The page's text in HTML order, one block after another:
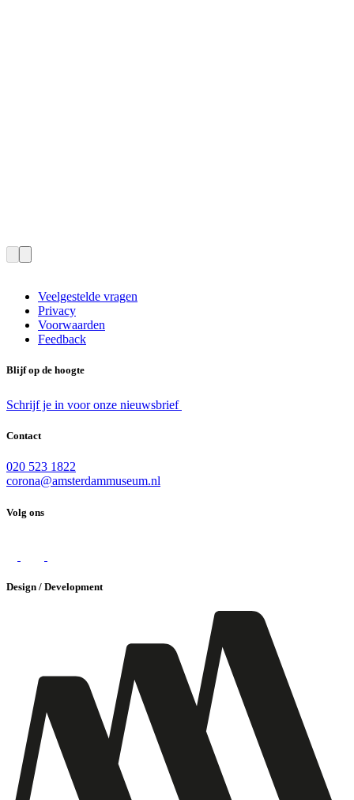
Veelgestelde vragen
Privacy
Voorwaarden
Feedback
Blijf op de hoogte
Schrijf je in voor onze nieuwsbrief
Contact
020 523 1822
corona@amsterdammuseum.nl
Volg ons
Design / Development